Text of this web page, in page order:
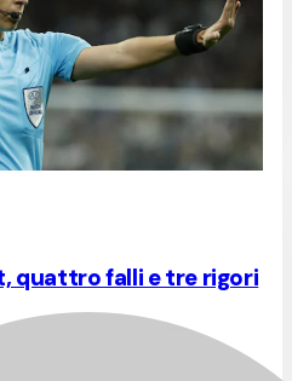
quattro falli e tre rigori